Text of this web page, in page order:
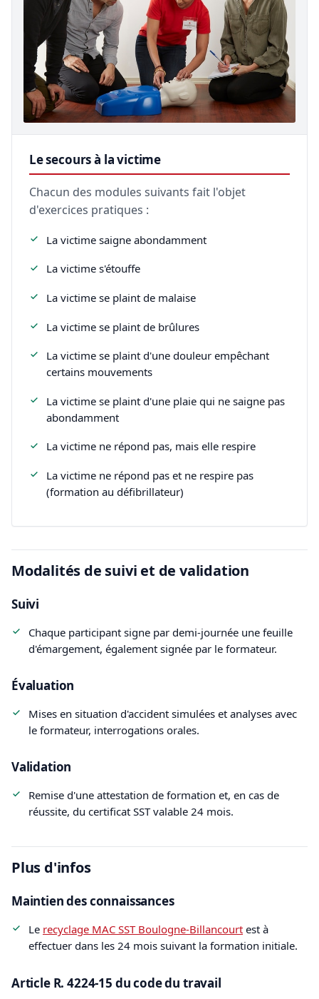
Le secours à la victime
Chacun des modules suivants fait l'objet
d'exercices pratiques :
La victime saigne abondamment
La victime s'étouffe
La victime se plaint de malaise
La victime se plaint de brûlures
La victime se plaint d'une douleur empêchant
certains mouvements
La victime se plaint d'une plaie qui ne saigne pas
abondamment
La victime ne répond pas, mais elle respire
La victime ne répond pas et ne respire pas
(formation au défibrillateur)
Modalités de suivi et de validation
Suivi
Chaque participant signe par demi-journée une feuille
d'émargement, également signée par le formateur.
Évaluation
Mises en situation d'accident simulées et analyses avec
le formateur, interrogations orales.
Validation
Remise d'une attestation de formation et, en cas de
réussite, du certificat SST valable 24 mois.
Plus d'infos
Maintien des connaissances
Le recyclage MAC SST Boulogne-Billancourt est à
effectuer dans les 24 mois suivant la formation initiale.
Article R. 4224-15 du code du travail